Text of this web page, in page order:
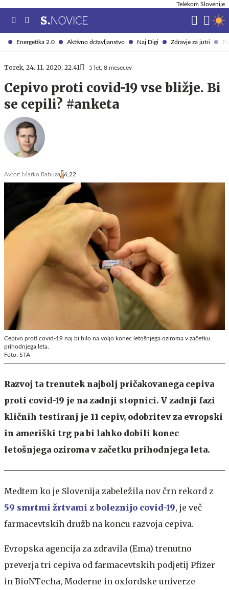
Energetika 2.0 Aktivno državljanstvo Naj Digi Zdravje za jutri
Telekom Slovenije
Torek, 24. 11. 2020, 22.41 5 let, 8 mesecev
Cepivo proti covid-19 vse bližje. Bi
se cepili? #anketa
Avtor: Marko Rabuza 6,22
Cepivo proti covid-19 naj bi bilo na voljo konec letošnjega oziroma v začetku
prihodnjega leta.
Foto: STA
Razvoj ta trenutek najbolj pričakovanega cepiva
proti covid-19 je na zadnji stopnici. V zadnji fazi
kličnih testiranj je 11 cepiv, odobritev za evropski
in ameriški trg pa bi lahko dobili konec
letošnjega oziroma v začetku prihodnjega leta.
Medtem ko je Slovenija zabeležila nov črn rekord z
59 smrtmi žrtvami z boleznijo covid-19, je več
farmacevtskih družb na koncu razvoja cepiva.
Evropska agencija za zdravila (Ema) trenutno
preverja tri cepiva od farmacevtskih podjetij Pfizer
in BioNTecha, Moderne in oxfordske univerze